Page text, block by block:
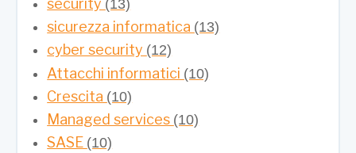
security (13)
sicurezza informatica (13)
cyber security (12)
Attacchi informatici (10)
Crescita (10)
Managed services (10)
SASE (10)